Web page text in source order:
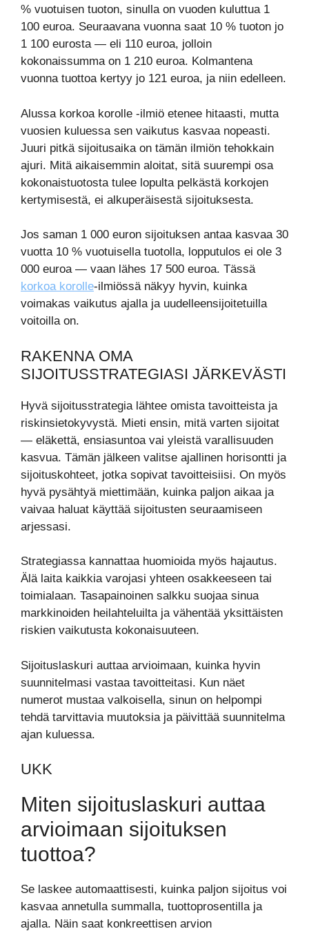
% vuotuisen tuoton, sinulla on vuoden kuluttua 1
100 euroa. Seuraavana vuonna saat 10 % tuoton jo
1 100 eurosta — eli 110 euroa, jolloin
kokonaissumma on 1 210 euroa. Kolmantena
vuonna tuottoa kertyy jo 121 euroa, ja niin edelleen.
Alussa korkoa korolle -ilmiö etenee hitaasti, mutta
vuosien kuluessa sen vaikutus kasvaa nopeasti.
Juuri pitkä sijoitusaika on tämän ilmiön tehokkain
ajuri. Mitä aikaisemmin aloitat, sitä suurempi osa
kokonaistuotosta tulee lopulta pelkästä korkojen
kertymisestä, ei alkuperäisestä sijoituksesta.
Jos saman 1 000 euron sijoituksen antaa kasvaa 30
vuotta 10 % vuotuisella tuotolla, lopputulos ei ole 3
000 euroa — vaan lähes 17 500 euroa. Tässä
korkoa korolle-ilmiössä näkyy hyvin, kuinka
voimakas vaikutus ajalla ja uudelleensijoitetuilla
voitoilla on.
RAKENNA OMA
SIJOITUSSTRATEGIASI JÄRKEVÄSTI
Hyvä sijoitusstrategia lähtee omista tavoitteista ja
riskinsietokyvystä. Mieti ensin, mitä varten sijoitat
— eläkettä, ensiasuntoa vai yleistä varallisuuden
kasvua. Tämän jälkeen valitse ajallinen horisontti ja
sijoituskohteet, jotka sopivat tavoitteisiisi. On myös
hyvä pysähtyä miettimään, kuinka paljon aikaa ja
vaivaa haluat käyttää sijoitusten seuraamiseen
arjessasi.
Strategiassa kannattaa huomioida myös hajautus.
Älä laita kaikkia varojasi yhteen osakkeeseen tai
toimialaan. Tasapainoinen salkku suojaa sinua
markkinoiden heilahteluilta ja vähentää yksittäisten
riskien vaikutusta kokonaisuuteen.
Sijoituslaskuri auttaa arvioimaan, kuinka hyvin
suunnitelmasi vastaa tavoitteitasi. Kun näet
numerot mustaa valkoisella, sinun on helpompi
tehdä tarvittavia muutoksia ja päivittää suunnitelma
ajan kuluessa.
UKK
Miten sijoituslaskuri auttaa
arvioimaan sijoituksen
tuottoa?
Se laskee automaattisesti, kuinka paljon sijoitus voi
kasvaa annetulla summalla, tuottoprosentilla ja
ajalla. Näin saat konkreettisen arvion